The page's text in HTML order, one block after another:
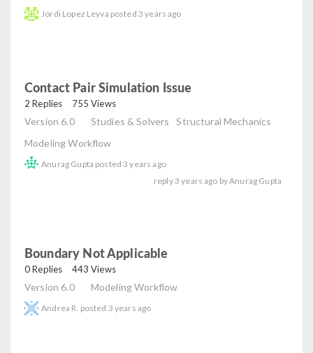
Jordi Lopez Leyva posted 3 years ago
Contact Pair Simulation Issue
2 Replies 755 Views
Version 6.0 Studies & Solvers
Structural Mechanics
Modeling Workflow
Anurag Gupta posted3 years ago
reply3 years ago byAnurag Gupta
Boundary Not Applicable
0 Replies 443 Views
Version 6.0 Modeling Workflow
Andrea R. posted 3 years ago